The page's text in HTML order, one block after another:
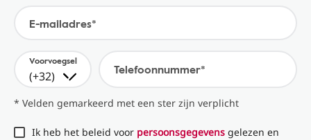
E-mailadres*
Voorvoegsel
(+32) Telefoonnummer*
* Velden gemarkeerd met een ster zijn verplicht
Ik heb het beleid voor persoonsgegevens gelezen en